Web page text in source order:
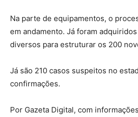
Na parte de equipamentos, o
em andamento. Já foram
diversos para estruturar os 200
Já são 210 casos suspeitos no
confirmações.
Por Gazeta Digital, com